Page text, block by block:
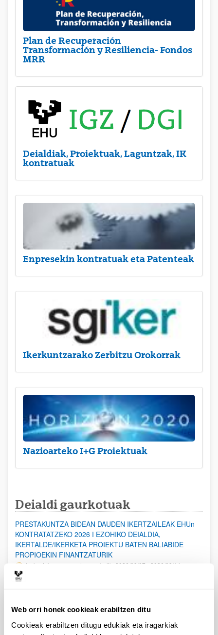
Web orri honek cookieak erabiltzen ditu
Cookieak erabiltzen ditugu edukiak eta iragarkiak
Plan de Recuperación
Transformación y Resiliencia- Fondos
MRR
Deialdiak, Proiektuak, Laguntzak, IK
kontratuak
Enpresekin kontratuak eta Patenteak
Ikerkuntzarako Zerbitzu Orokorrak
Nazioarteko I+G Proiektuak
Deialdi gaurkotuak
PRESTAKUNTZA BIDEAN DAUDEN IKERTZAILEAK EHUn
KONTRATATZEKO 2026 I EZOHIKO DEIALDIA,
IKERTALDE/IKERKETA PROIEKTU BATEN BALIABIDE
PROPIOEKIN FINANTZATURIK
Aurkezteko epea ez dago zabalik: 2026/08/07 - 2026/08/14
erosi eta berritzeko laguntzak 2026
Izapide irekia